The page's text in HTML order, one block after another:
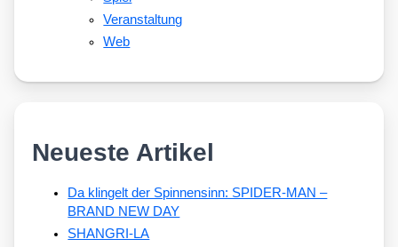
Veranstaltung
Web
Neueste Artikel
Da klingelt der Spinnensinn: SPIDER-MAN –
BRAND NEW DAY
SHANGRI-LA